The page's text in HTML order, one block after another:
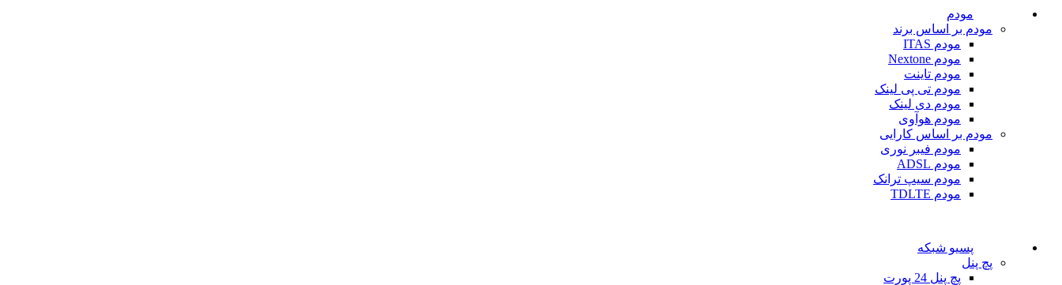
مودم
مودم بر اساس برند
مودم ITAS
مودم Nextone
مودم تاینت
مودم تی پی لینک
مودم دی لینک
مودم هوآوی
مودم بر اساس کارایی
مودم فیبر نوری
مودم ADSL
مودم سیپ ترانک
مودم TDLTE
پسیو شبکه
پچ پنل
پچ پنل 24 پورت